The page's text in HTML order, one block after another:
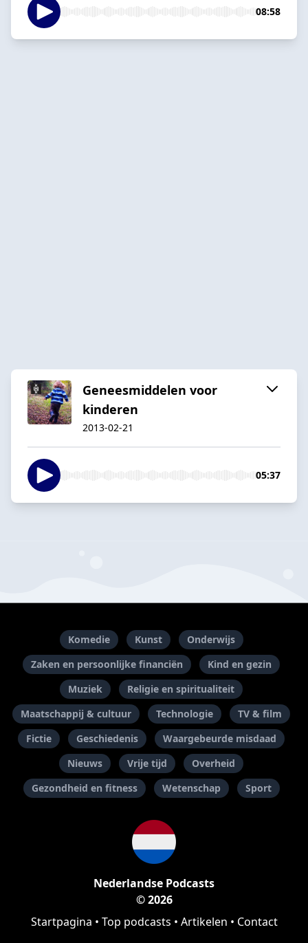
08:58
Geneesmiddelen voor
kinderen
2013-02-21
05:37
Komedie Kunst
Onderwijs
Zaken en persoonlijke financiën
Kind en gezin
Muziek
Religie en spiritualiteit
Maatschappij & cultuur
Technologie
TV & film
Fictie
Geschiedenis
Waargebeurde misdaad
Nieuws
Vrije tijd
Overheid
Gezondheid en fitness
Wetenschap Sport
Nederlandse Podcasts
© 2026
Startpagina • Top podcasts • Artikelen • Contact